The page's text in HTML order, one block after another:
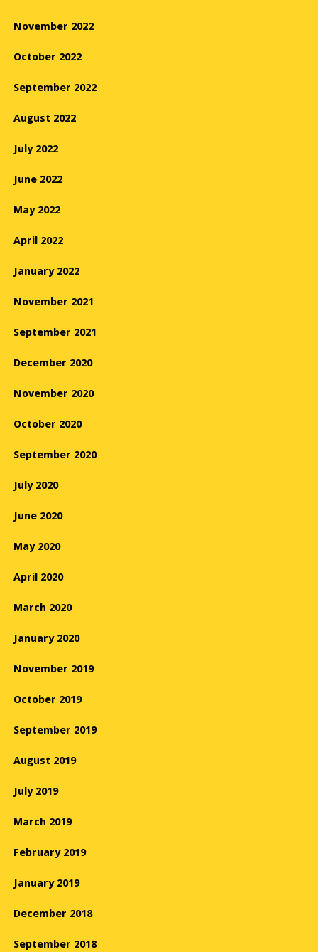
November 2022
October 2022
September 2022
August 2022
July 2022
June 2022
May 2022
April 2022
January 2022
November 2021
September 2021
December 2020
November 2020
October 2020
September 2020
July 2020
June 2020
May 2020
April 2020
March 2020
January 2020
November 2019
October 2019
September 2019
August 2019
July 2019
March 2019
February 2019
January 2019
December 2018
September 2018